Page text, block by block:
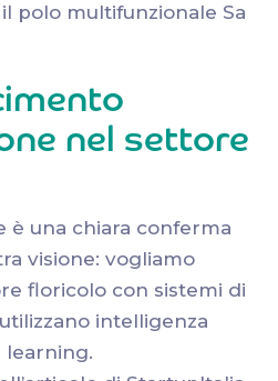
polo multifunzionale Sa
nel settore
è una chiara conferma
visione: vogliamo
floricolo con sistemi di
intelligenza
learning.